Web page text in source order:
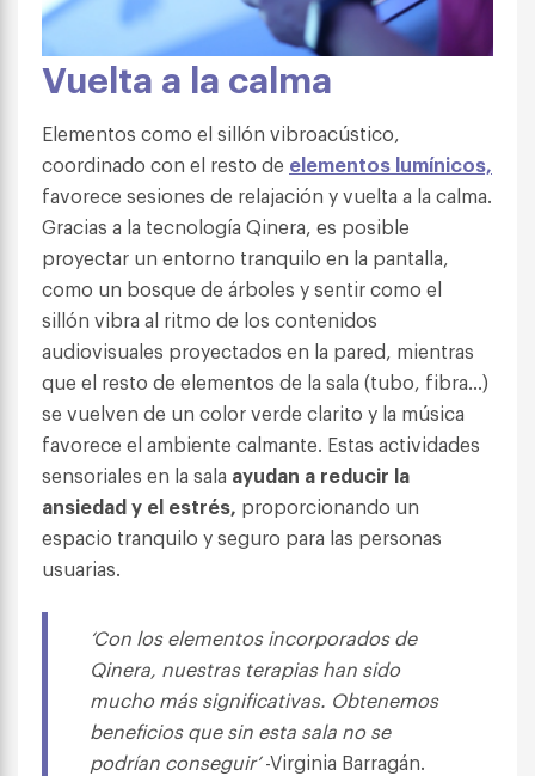
Vuelta a la calma
Elementos como el sillón vibroacústico,
coordinado con el resto de elementos lumínicos,
favorece sesiones de relajación y vuelta a la calma.
Gracias a la tecnología Qinera, es posible
proyectar un entorno tranquilo en la pantalla,
como un bosque de árboles y sentir como el
sillón vibra al ritmo de los contenidos
audiovisuales proyectados en la pared, mientras
que el resto de elementos de la sala (tubo, fibra…)
se vuelven de un color verde clarito y la música
favorece el ambiente calmante. Estas actividades
sensoriales en la sala ayudan a reducir la
ansiedad y el estrés, proporcionando un
espacio tranquilo y seguro para las personas
usuarias.
‘Con los elementos incorporados de
Qinera, nuestras terapias han sido
mucho más significativas. Obtenemos
beneficios que sin esta sala no se
podrían conseguir’-Virginia Barragán.